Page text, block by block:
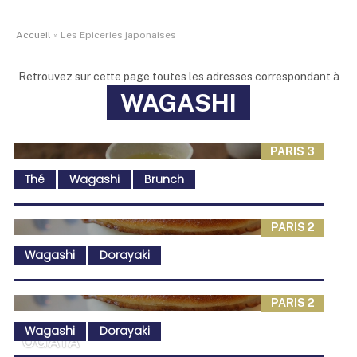
Accueil » Les Epiceries japonaises
Retrouvez sur cette page toutes les adresses correspondant à
WAGASHI
PARIS 3
OGATA
Thé Wagashi Brunch
PARIS 2
Wagashi Dorayaki
PARIS 2
Wagashi Dorayaki